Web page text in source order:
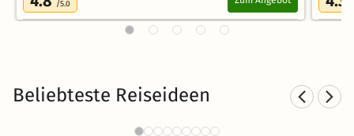
/5.0
Beliebteste Reiseideen
Familienurlaub in